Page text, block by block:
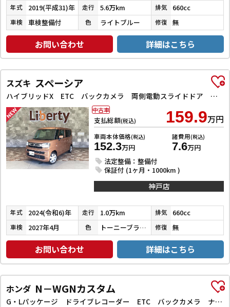
年式 2019(平成31)年 走行 5.6万km 排気 660cc
車検 車検整備付 色 ライトブルー 修復 無
お問い合わせ 詳細はこちら
スズキ スペーシア
ハイブリッドX ETC バックカメラ 両側電動スライドドア クリアランスソナー オートクルーズコントロール レーンアシスト オートライト スマートキー アイドリングストップ 電動格納ミラー シートヒーター
支払総額(税込) 159.9万円
車両本体価格(税込)
152.3万円
諸費用(税込)
7.6万円
法定整備：整備付
保証付 (1ヶ月・1000km )
中古車
神戸店
年式 2024(令和6)年 走行 1.0万km 排気 660cc
車検 2027年4月 色 トーニーブラウンメタリック 修復 無
お問い合わせ 詳細はこちら
ホンダ N－WGNカスタム
G・Lパッケージ ドライブレコーダー ETC バックカメラ ナビ TV オートクルーズコントロール 衝突被害軽減システム オートライト スマートキー アイドリングストップ 電動格納ミラー ベンチシート CVT ESC